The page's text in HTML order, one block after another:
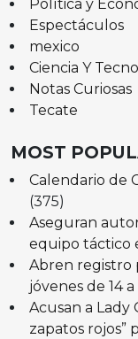
Política y
Espectáculos
mexico
Ciencia Y
Notas Curiosas
Tecate
MOST
Calendario de
(375)
Aseguran
equipo táctico
Abren registro
jóvenes de 14
Acusan a Lady
zapatos rojos”